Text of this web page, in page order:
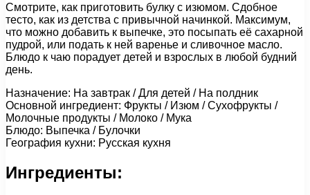
Смотрите, как приготовить булку с изюмом. Сдобное
тесто, как из детства с привычной начинкой. Максимум,
что можно добавить к выпечке, это посыпать её сахарной
пудрой, или подать к ней варенье и сливочное масло.
Блюдо к чаю порадует детей и взрослых в любой будний
день.
Назначение: На завтрак / Для детей / На полдник
Основной ингредиент: Фрукты / Изюм / Сухофрукты /
Молочные продукты / Молоко / Мука
Блюдо: Выпечка / Булочки
География кухни: Русская кухня
Ингредиенты: